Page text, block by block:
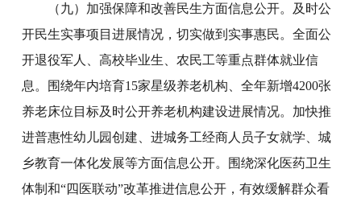
（九）加强保障和改善民生方面信息公开。及时公
开民生实事项目进展情况，切实做到实事惠民。全面公
开退役军人、高校毕业生、农民工等重点群体就业信
息。围绕年内培育15家星级养老机构、全年新增4200张
养老床位目标及时公开养老机构建设进展情况。加快推
进普惠性幼儿园创建、进城务工经商人员子女就学、城
乡教育一体化发展等方面信息公开。围绕深化医药卫生
体制和“四医联动”改革推进信息公开，有效缓解群众看